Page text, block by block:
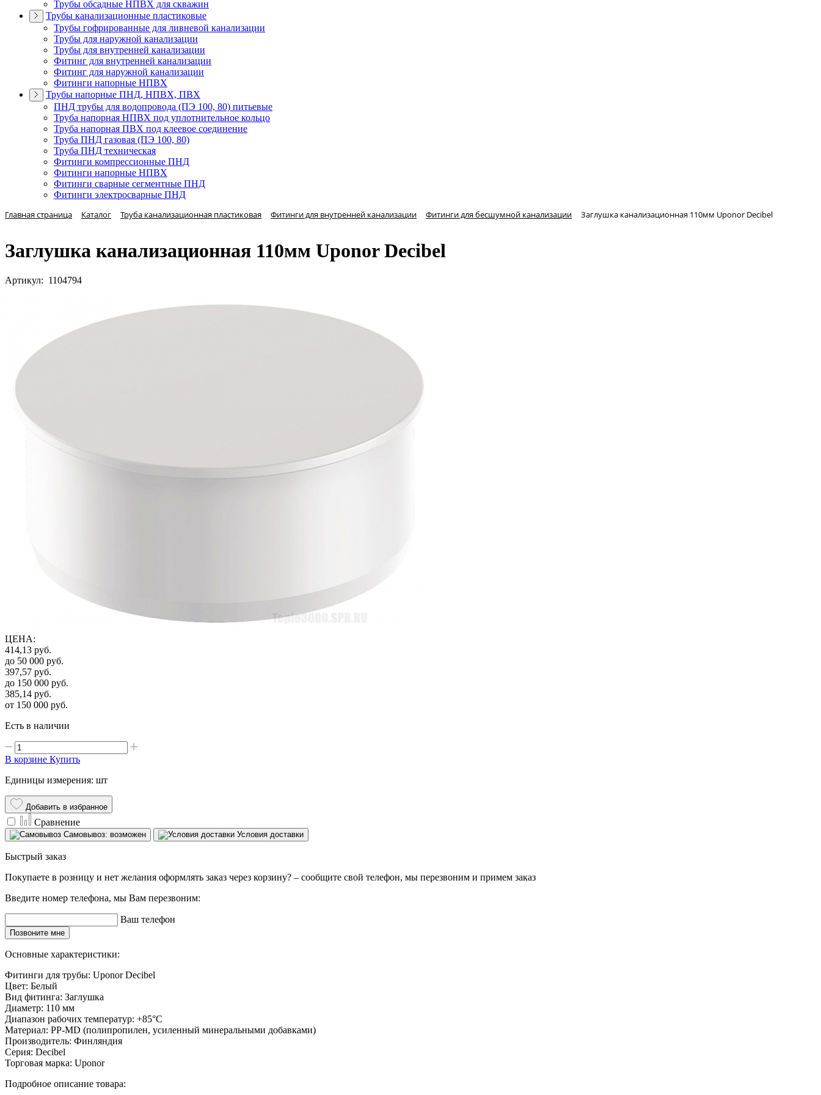
Трубы обсадные НПВХ для скважин
Трубы канализационные пластиковые
Трубы гофрированные для ливневой канализации
Трубы для наружной канализации
Трубы для внутренней канализации
Фитинг для внутренней канализации
Фитинг для наружной канализации
Фитинги напорные НПВХ
Трубы напорные ПНД, НПВХ, ПВХ
ПНД трубы для водопровода (ПЭ 100, 80) питьевые
Труба напорная НПВХ под уплотнительное кольцо
Труба напорная ПВХ под клеевое соединение
Труба ПНД газовая (ПЭ 100, 80)
Труба ПНД техническая
Фитинги компрессионные ПНД
Фитинги напорные НПВХ
Фитинги сварные сегментные ПНД
Фитинги электросварные ПНД
Главная страница Каталог Труба канализационная пластиковая Фитинги для внутренней канализации Фитинги для бесшумной канализации Заглушка канализационная 110мм Uponor Decibel
Заглушка канализационная 110мм Uponor Decibel
Артикул: 1104794
ЦЕНА:
414,13 руб.
до 50 000 руб.
397,57 руб.
до 150 000 руб.
385,14 руб.
от 150 000 руб.
Есть в наличии
В корзине Купить
Единицы измерения: шт
Добавить в избранное
Сравнение
Самовывоз: возможен Условия доставки
Быстрый заказ
Покупаете в розницу и нет желания оформлять заказ через корзину? – сообщите свой телефон, мы перезвоним и примем заказ
Введите номер телефона, мы Вам перезвоним:
Ваш телефон
Позвоните мне
Основные характеристики:
Фитинги для трубы: Uponor Decibel
Цвет: Белый
Вид фитинга: Заглушка
Диаметр: 110 мм
Диапазон рабочих температур: +85°C
Материал: PP-MD (полипропилен, усиленный минеральными добавками)
Производитель: Финляндия
Серия: Decibel
Торговая марка: Uponor
Подробное описание товара: